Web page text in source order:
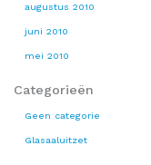
augustus 2010
juni 2010
mei 2010
Categorieën
Geen categorie
Glasaaluitzet